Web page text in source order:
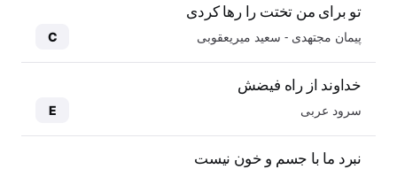
تو برای من تختت را رها کردی
پیمان مجتهدی - سعید میریعقوبی C
خداوند از راه فیضش
سرود عربی E
نبرد ما با جسم و خون نیست